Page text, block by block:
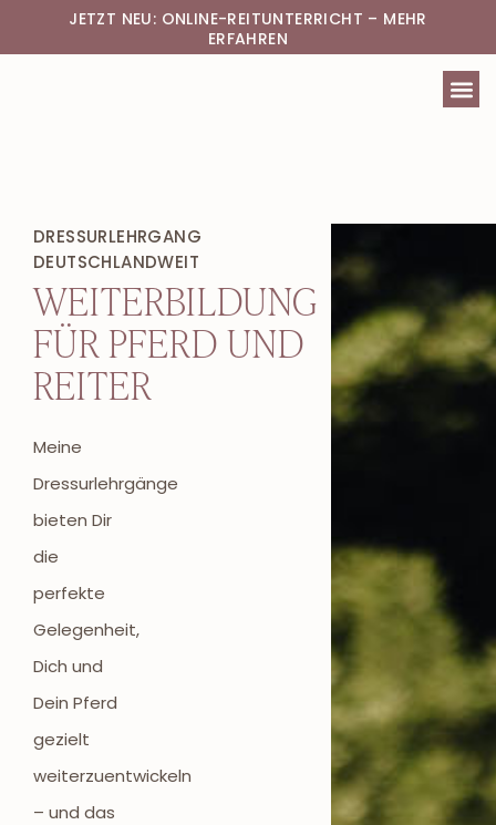
JETZT NEU: ONLINE-REITUNTERRICHT – MEHR
ERFAHREN
DRESSURLEHRGANG
DEUTSCHLANDWEIT
WEITERBILDUNG
FÜR PFERD UND
REITER
Meine
Dressurlehrgänge
bieten Dir
die
perfekte
Gelegenheit,
Dich und
Dein Pferd
gezielt
weiterzuentwickeln
– und das